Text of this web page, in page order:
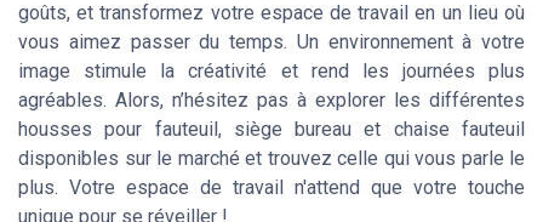
goûts, et transformez votre espace de travail en un lieu où
vous aimez passer du temps. Un environnement à votre
image stimule la créativité et rend les journées plus
agréables. Alors, n’hésitez pas à explorer les différentes
housses pour fauteuil, siège bureau et chaise fauteuil
disponibles sur le marché et trouvez celle qui vous parle le
plus. Votre espace de travail n'attend que votre touche
unique pour se réveiller !